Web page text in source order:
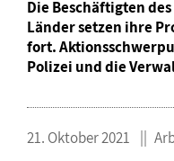
Die Beschäftigten
Länder setzen ihre
fort.
Polizei und die
21. Oktober 2021